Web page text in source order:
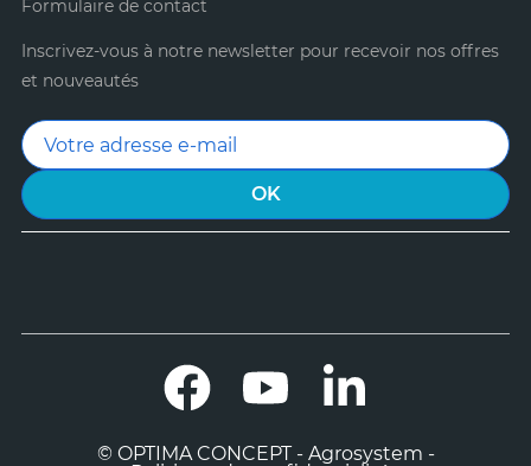
Formulaire de contact
Inscrivez-vous à notre newsletter pour recevoir nos offres
et nouveautés
Facebook YouTube
© OPTIMA CONCEPT - Agrosystem -